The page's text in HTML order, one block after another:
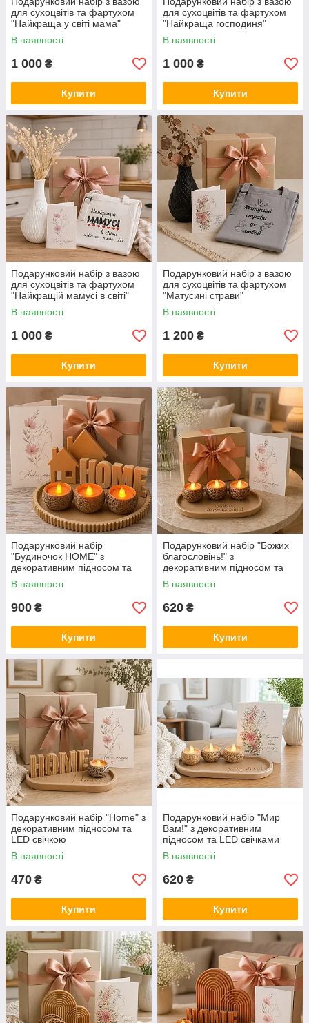
для сухоцвітів та фартухом
"Найкраща у світі мама"
В наявності
1 000 ₴
Купити
для сухоцвітів та фартухом
"Найкраща господиня"
В наявності
1 000 ₴
Купити
Подарунковий набір з вазою
для сухоцвітів та фартухом
"Найкращій мамусі в світі"
В наявності
1 000 ₴
Купити
Подарунковий набір з вазою
для сухоцвітів та фартухом
"Матусині страви"
В наявності
1 200 ₴
Купити
Подарунковий набір
"Будиночок HOME" з
декоративним підносом та
LED свічками
В наявності
900 ₴
Купити
Подарунковий набір "Божих
благословінь!" з
декоративним підносом та
LED свічками
В наявності
620 ₴
Купити
Подарунковий набір "Home" з
декоративним підносом та
LED свічкою
В наявності
470 ₴
Купити
Подарунковий набір "Мир
Вам!" з декоративним
підносом та LED свічками
В наявності
620 ₴
Купити